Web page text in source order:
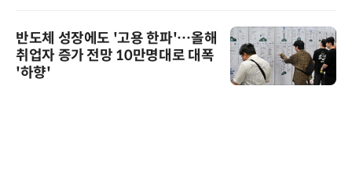
반도체 성장에도 '고용 한파'…올해
취업자 증가 전망 10만명대로 대폭
'하향'